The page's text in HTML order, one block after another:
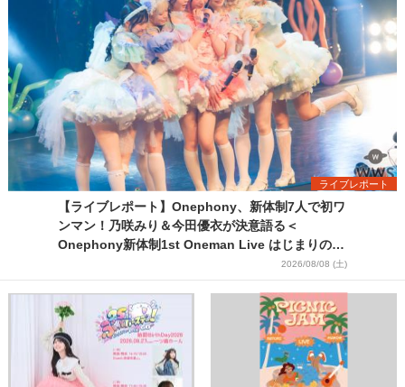
ライブレポート
【ライブレポート】Onephony、新体制7人で初ワ
ンマン！乃咲みり＆今田優衣が決意語る＜
Onephony新体制1st Oneman Live はじまりの夏
2026/08/08 (土)